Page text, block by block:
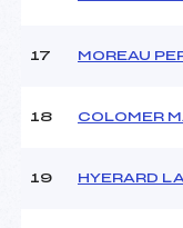
17 MOREAU
18 COLOMER
19 HYERARD